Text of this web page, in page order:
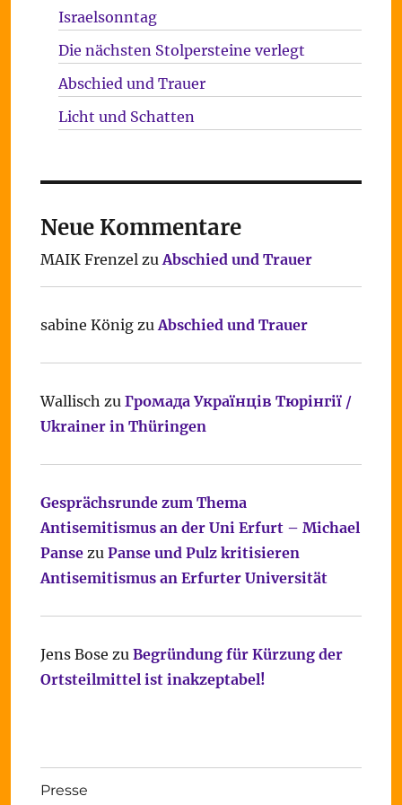
Israelsonntag
Die nächsten Stolpersteine verlegt
Abschied und Trauer
Licht und Schatten
Neue Kommentare
MAIK FrenzelzuAbschied und Trauer
sabine KönigzuAbschied und Trauer
Wallisch zu Громада Українців Тюрінгії /
Ukrainer in Thüringen
Gesprächsrunde zum Thema
Antisemitismus an der Uni Erfurt – Michael
Pansezu Panse und Pulz kritisieren
Antisemitismus an Erfurter Universität
Jens Bose zu Begründung für Kürzung der
Ortsteilmittel ist inakzeptabel!
Presse